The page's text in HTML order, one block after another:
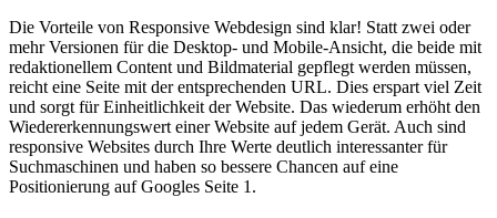
Die Vorteile von Responsive Webdesign sind klar! Statt zwei oder
mehr Versionen für die Desktop- und Mobile-Ansicht, die beide mit
redaktionellem Content und Bildmaterial gepflegt werden müssen,
reicht eine Seite mit der entsprechenden URL. Dies erspart viel Zeit
und sorgt für Einheitlichkeit der Website. Das wiederum erhöht den
Wiedererkennungswert einer Website auf jedem Gerät. Auch sind
responsive Websites durch Ihre Werte deutlich interessanter für
Suchmaschinen und haben so bessere Chancen auf eine
Positionierung auf Googles Seite 1.